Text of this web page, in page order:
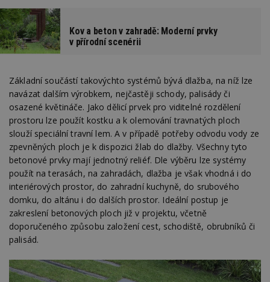
Kov a beton v zahradě: Moderní prvky
v přírodní scenérii
Základní součástí takovýchto systémů bývá dlažba, na níž lze
navázat dalším výrobkem, nejčastěji schody, palisády či
osazené květináče. Jako dělicí prvek pro viditelné rozdělení
prostoru lze použít kostku a k olemování travnatých ploch
slouží speciální travní lem. A v případě potřeby odvodu vody ze
zpevněných ploch je k dispozici žlab do dlažby. Všechny tyto
betonové prvky mají jednotný reliéf. Dle výběru lze systémy
použít na terasách, na zahradách, dlažba je však vhodná i do
interiérových prostor, do zahradní kuchyně, do srubového
domku, do altánu i do dalších prostor. Ideální postup je
zakreslení betonových ploch již v projektu, včetně
doporučeného způsobu založení cest, schodiště, obrubníků či
palisád.